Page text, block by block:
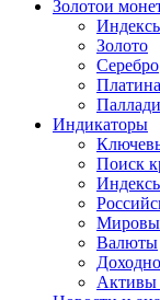
Золотои
Золото
Серебро
Платина
Индикаторы
Поиск
Валюты
Активы